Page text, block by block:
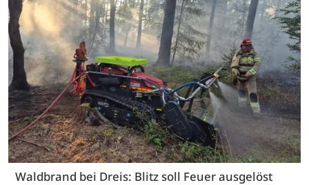
Waldbrand bei Dreis: Blitz soll Feuer ausgelöst